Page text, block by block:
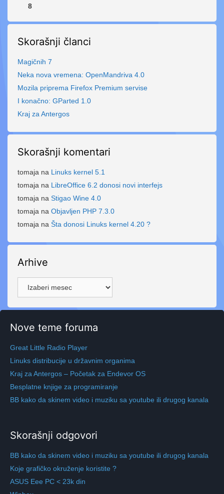
8
Skorašnji članci
Magičnih 7
Neka nova vremena: OpenMandriva 4.0
Mozila priprema Firefox Premium servise
I konačno: GParted 1.0
Kraj za Antergos
Skorašnji komentari
tomaja na Linuks kernel 5.1
tomaja na LibreOffice 6.2 donosi novi interfejs
tomaja na Stigao Wine 4.0
tomaja na Objavljen PHP 7.3.0
tomaja na Šta donosi Linuks kernel 4.20 ?
Arhive
Nove teme foruma
Great Little Radio Player
Linuks distribucije u državnim organima
Kraj za Antergos – Početak za Endevor OS
Besplatne knjige za programiranje
BB kako da skinem video i muziku sa youtube ili drugog kanala
Skorašnji odgovori
BB kako da skinem video i muziku sa youtube ili drugog kanala
Koje grafičko okruženje koristite ?
ASUS Eee PC < 23k din